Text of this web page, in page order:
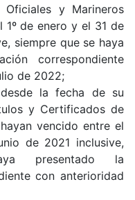
y Marineros
de enero y el 31 de
siempre que se haya
correspondiente
de 2022;
la fecha de su
y Certificados de
vencido entre el
de 2021 inclusive,
presentado la
con anterioridad